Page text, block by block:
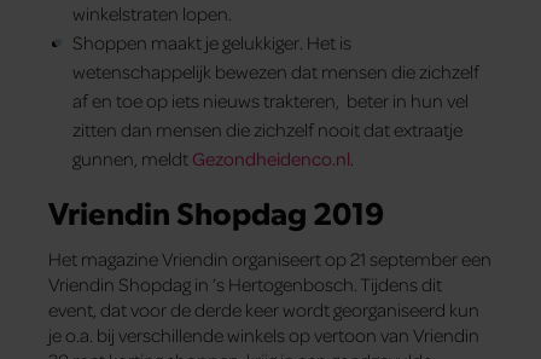
winkelstraten lopen.
Shoppen maakt je gelukkiger. Het is
wetenschappelijk bewezen dat mensen die zichzelf
af en toe op iets nieuws trakteren, beter in hun vel
zitten dan mensen die zichzelf nooit dat extraatje
gunnen, meldt Gezondheidenco.nl.
Vriendin Shopdag 2019
Het magazine Vriendin organiseert op 21 september een
Vriendin Shopdag in ’s Hertogenbosch. Tijdens dit
event, dat voor de derde keer wordt georganiseerd kun
je o.a. bij verschillende winkels op vertoon van Vriendin